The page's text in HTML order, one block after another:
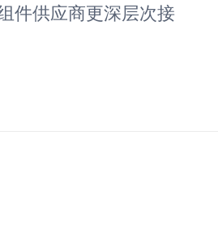
件供应商更深层次接